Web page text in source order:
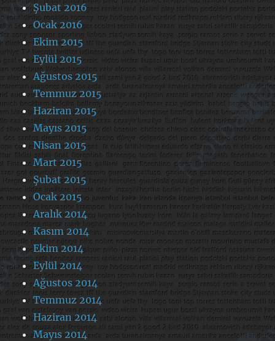
Şubat 2016
Ocak 2016
Ekim 2015
Eylül 2015
Ağustos 2015
Temmuz 2015
Haziran 2015
Mayıs 2015
Nisan 2015
Mart 2015
Şubat 2015
Ocak 2015
Aralık 2014
Kasım 2014
Ekim 2014
Eylül 2014
Ağustos 2014
Temmuz 2014
Haziran 2014
Mayıs 2014